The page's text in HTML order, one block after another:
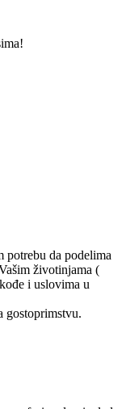
potrebu da podelima
životinjama (
i uslovima u
gostoprimstvu.